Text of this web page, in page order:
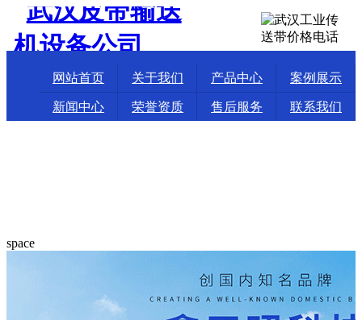
网站首页 关于我们 产品中心 案例展示
新闻中心 荣誉资质 售后服务 联系我们
space